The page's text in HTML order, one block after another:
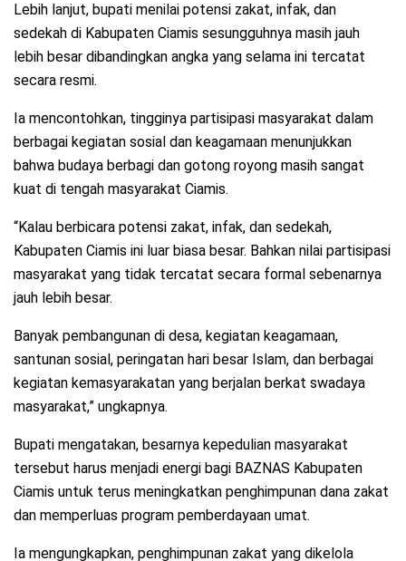
Lebih lanjut, bupati menilai potensi zakat, infak, dan
sedekah di Kabupaten Ciamis sesungguhnya masih jauh
lebih besar dibandingkan angka yang selama ini tercatat
secara resmi.
Ia mencontohkan, tingginya partisipasi masyarakat dalam
berbagai kegiatan sosial dan keagamaan menunjukkan
bahwa budaya berbagi dan gotong royong masih sangat
kuat di tengah masyarakat Ciamis.
“Kalau berbicara potensi zakat, infak, dan sedekah,
Kabupaten Ciamis ini luar biasa besar. Bahkan nilai partisipasi
masyarakat yang tidak tercatat secara formal sebenarnya
jauh lebih besar.
Banyak pembangunan di desa, kegiatan keagamaan,
santunan sosial, peringatan hari besar Islam, dan berbagai
kegiatan kemasyarakatan yang berjalan berkat swadaya
masyarakat,” ungkapnya.
Bupati mengatakan, besarnya kepedulian masyarakat
tersebut harus menjadi energi bagi BAZNAS Kabupaten
Ciamis untuk terus meningkatkan penghimpunan dana zakat
dan memperluas program pemberdayaan umat.
Ia mengungkapkan, penghimpunan zakat yang dikelola